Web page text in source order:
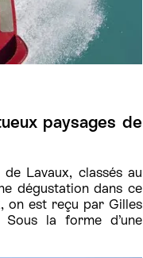
paysages de
Lavaux, classés au
dégustation dans ce
on est reçu par Gilles
la forme d’une